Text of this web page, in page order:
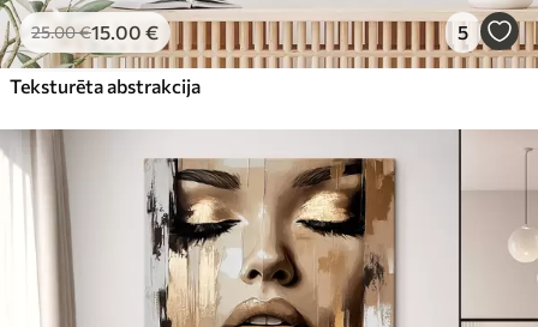
25.00€15.00 € 5
Teksturēta abstrakcija